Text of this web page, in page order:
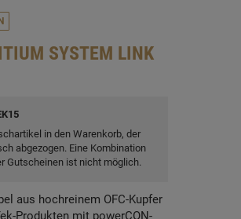
SYSTEM LINK
in den Warenkorb, der
abgezogen. Eine Kombination
Gutscheinen ist nicht möglich.
aus hochreinem OFC-Kupfer
Produkten mit powerCON-